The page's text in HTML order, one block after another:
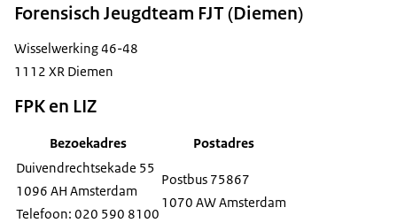
Forensisch Jeugdteam FJT (Diemen)
Wisselwerking 46-48
1112 XR Diemen
FPK en LIZ
Bezoekadres
Postadres
Duivendrechtsekade 55
1096 AH Amsterdam
Telefoon: 020 590 8100
Postbus 75867
1070 AW Amsterdam